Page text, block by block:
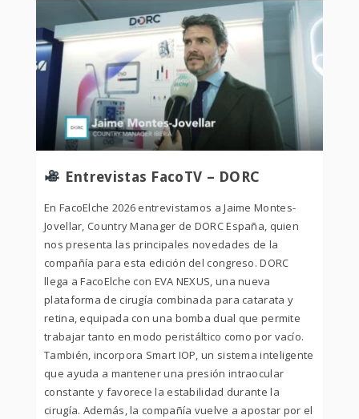
Entrevistas FacoTV – DORC
En FacoElche 2026 entrevistamos a Jaime Montes-
Jovellar, Country Manager de DORC España, quien
nos presenta las principales novedades de la
compañía para esta edición del congreso. DORC
llega a FacoElche con EVA NEXUS, una nueva
plataforma de cirugía combinada para catarata y
retina, equipada con una bomba dual que permite
trabajar tanto en modo peristáltico como por vacío.
También, incorpora Smart IOP, un sistema inteligente
que ayuda a mantener una presión intraocular
constante y favorece la estabilidad durante la
cirugía. Además, la compañía vuelve a apostar por el